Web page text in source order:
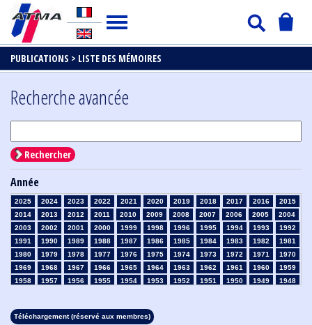
PUBLICATIONS > LISTE DES MÉMOIRES
Recherche avancée
Rechercher
Année
2025 2024 2023 2022 2021 2020 2019 2018 2017 2016
2015
2014
2013 2012 2011 2010 2009 2008 2007 2006 2005
2004
2003
2002 2001 2000 1999 1998 1996 1995 1994 1993
1992
1991
1990 1989 1988 1987 1986 1985 1984 1983 1982
1981
1980
1979 1978 1977 1976 1975 1974 1973 1972 1971
1970
1969
1968 1967 1966 1965 1964 1963 1962 1961 1960
1959
1958
1957 1956 1955 1954 1953 1952 1951 1950 1949
1948
1913
1912 1911 1910 1909 1908
Téléchargement (réservé aux membres)